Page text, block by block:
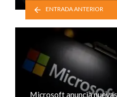
ENTRADA ANTERIOR
Microsoft anuncia